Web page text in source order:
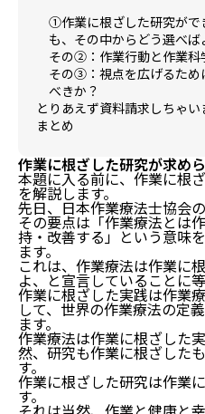
①作業に根ざした研究がで
も、その中からどう選べば
その②：作業行動と作業科
その③：視点を広げるため
べきか？
とりあえず資料請求しちゃい
まとめ
作業に根ざした研究が求め
本題に入る前に、作業に根
を解説します。
先日、日本作業療法士協会
その要点は「作業療法とは
持・改善する」という意味
ます。
これは、作業療法は作業に
よ、と宣言していることに
作業に根ざした実践は作業
して、世界の作業療法の定
ます。
作業療法は作業に根ざした
然、研究も作業に根ざした
す。
作業に根ざした研究は作業
す。